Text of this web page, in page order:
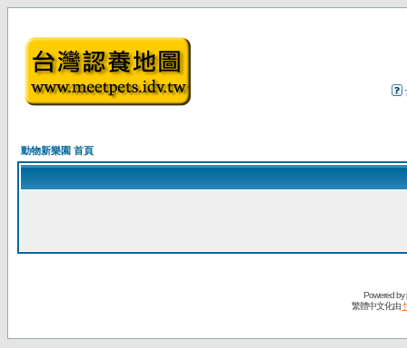
動物新樂園 首頁
Powered by
繁體中文化由